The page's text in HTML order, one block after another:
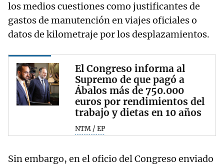
los medios cuestiones como justificantes de
gastos de manutención en viajes oficiales o
datos de kilometraje por los desplazamientos.
El Congreso informa al
Supremo de que pagó a
Ábalos más de 750.000
euros por rendimientos del
trabajo y dietas en 10 años
NTM / EP
Sin embargo, en el oficio del Congreso enviado